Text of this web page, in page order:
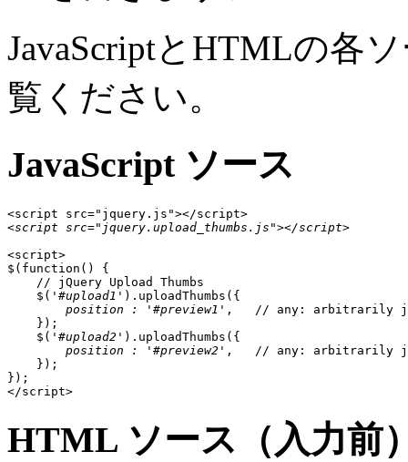
JavaScriptとHTMLの各
覧ください。
JavaScript ソース
<script src="jquery.upload_thumbs.js"></script>
<script>
$(function() {
    // jQuery Upload Thumbs
    $('
#upload1 ').uploadThumbs({
position : '#preview1' ,   // any: arbitrarily
    });
    $('
#upload2 ').uploadThumbs({
position : '#preview2' ,   // any: arbitrarily
    });
});
</script>
HTML ソース（入力前